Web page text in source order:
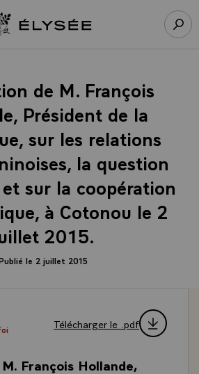
Retour à l’accueil Élysée
de M. François
Président de la
sur les relations
la question
sur la coopération
à Cotonou le 2
2015.
le 2 juillet 2015
Télécharger le .pdf
François Hollande,
cookies